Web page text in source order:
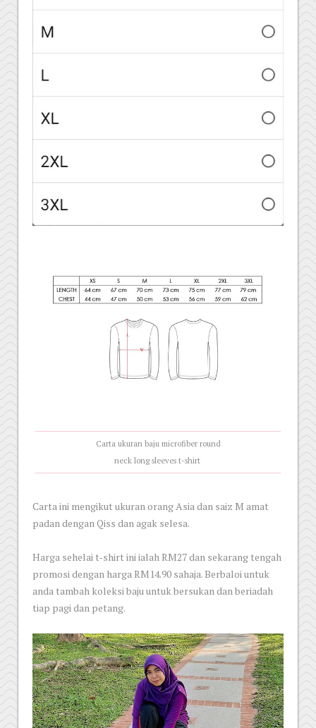
Carta ukuran baju microfiber round
neck long sleeves t-shirt
Carta ini mengikut ukuran orang Asia dan saiz M amat
padan dengan Qiss dan agak selesa.
Harga sehelai t-shirt ini ialah RM27 dan sekarang tengah
promosi dengan harga RM14.90 sahaja. Berbaloi untuk
anda tambah koleksi baju untuk bersukan dan beriadah
tiap pagi dan petang.